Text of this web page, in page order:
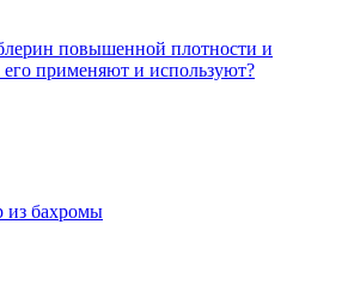
повышенной плотности и
его применяют и используют?
из бахромы